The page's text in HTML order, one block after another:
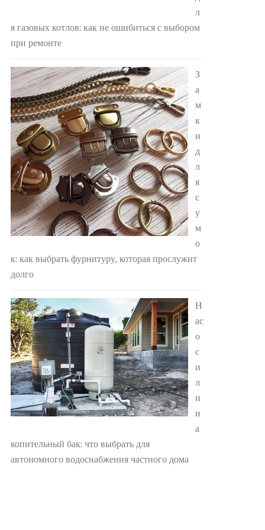
л
я газовых котлов: как не ошибиться с выбором
при ремонте
З
а
м
к
и
д
л
я
с
у
м
о
к: как выбрать фурнитуру, которая прослужит
долго
Н
ас
о
с
и
л
и
н
а
копительный бак: что выбрать для
автономного водоснабжения частного дома